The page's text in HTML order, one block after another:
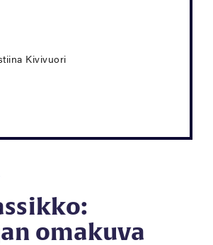
Kivivuori
omakuva